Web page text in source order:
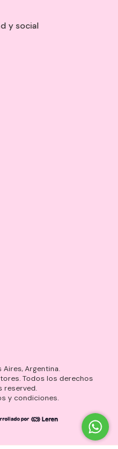
y social
Aires, Argentina.
Todos los derechos
reserved.
y condiciones.